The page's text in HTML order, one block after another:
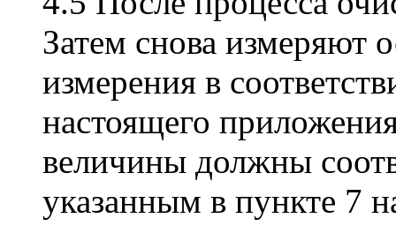
Затем снова измеряют
измерения в
настоящего
величины должны
указанным в пункте 7